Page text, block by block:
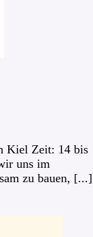
Kiel Zeit: 14 bis
uns im
zu bauen, [...]